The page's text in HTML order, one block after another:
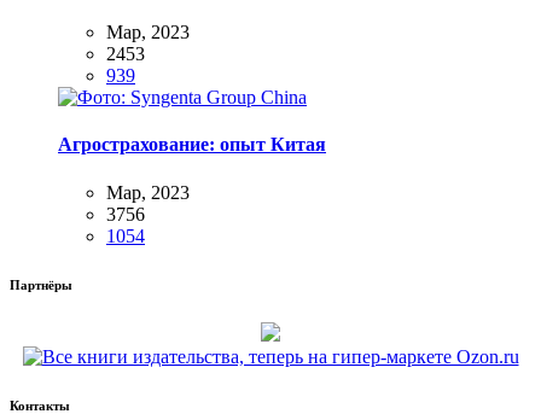
Мар, 2023
2453
939
Агрострахование: опыт Китая
Мар, 2023
3756
1054
Партнёры
Контакты